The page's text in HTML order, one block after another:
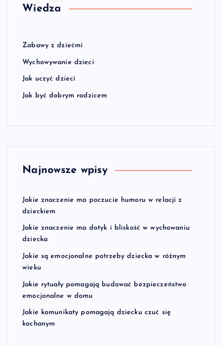
Wiedza
Zabawy z dziećmi
Wychowywanie dzieci
Jak uczyć dzieci
Jak być dobrym rodzicem
Najnowsze wpisy
Jakie znaczenie ma poczucie humoru w relacji z
dzieckiem
Jakie znaczenie ma dotyk i bliskość w wychowaniu
dziecka
Jakie są emocjonalne potrzeby dziecka w różnym
wieku
Jakie rytuały pomagają budować bezpieczeństwo
emocjonalne w domu
Jakie komunikaty pomagają dziecku czuć się
kochanym